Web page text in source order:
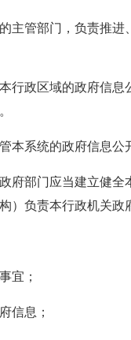
主管部门，负责推
行政区域的政府信息
本系统的政府信息公
部门应当建立健全
）负责本行政机关政
宜；
信息；